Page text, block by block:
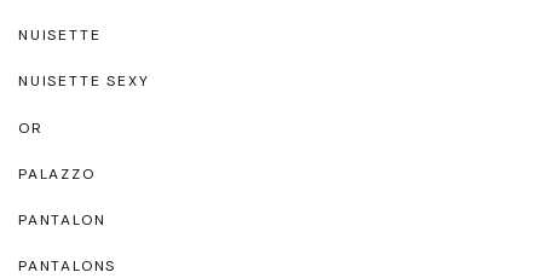
NUISETTE
NUISETTE SEXY
OR
PALAZZO
PANTALON
PANTALONS